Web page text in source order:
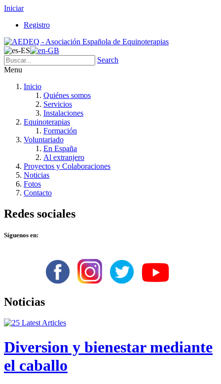
Iniciar
Registro
Search
Menu
Inicio
Quiénes somos
Servicios
Instalaciones
Equinoterapias
Formación
Voluntariado
En España
Al extranjero
Proyectos y Colaboraciones
Noticias
Fotos
Contacto
Redes sociales
Síguenos en:
Noticias
Diversion y bienestar mediante
el caballo